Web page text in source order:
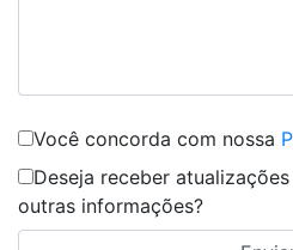
Você concorda com nossa
Deseja receber
outras informações?